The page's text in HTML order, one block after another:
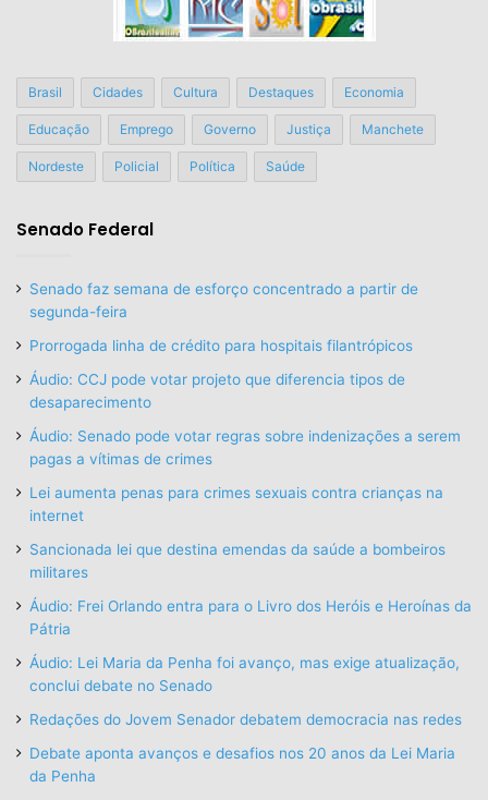
Brasil Cidades Cultura Destaques Economia
Educação Emprego Governo Justiça Manchete
Nordeste Policial Política Saúde
Senado Federal
Senado faz semana de esforço concentrado a partir de
segunda-feira
Prorrogada linha de crédito para hospitais filantrópicos
Áudio: CCJ pode votar projeto que diferencia tipos de
desaparecimento
Áudio: Senado pode votar regras sobre indenizações a serem
pagas a vítimas de crimes
Lei aumenta penas para crimes sexuais contra crianças na
internet
Sancionada lei que destina emendas da saúde a bombeiros
militares
Áudio: Frei Orlando entra para o Livro dos Heróis e Heroínas da
Pátria
Áudio: Lei Maria da Penha foi avanço, mas exige atualização,
conclui debate no Senado
Redações do Jovem Senador debatem democracia nas redes
Debate aponta avanços e desafios nos 20 anos da Lei Maria
da Penha